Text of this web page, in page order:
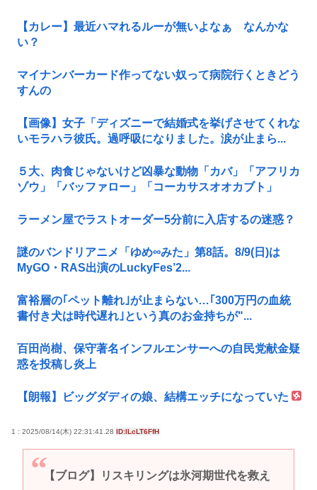
【カレー】最近ハマれるルーが無いよなぁ なんかな
い？
マイナンバーカード作ってない奴って病院行くときどう
すんの
【画像】女子「ディズニーで結婚式を挙げさせてくれな
いモラハラ彼氏。過呼吸になりました。涙が止まら...
５大、肉食じゃないけど凶暴な動物「カバ」「アフリカ
ゾウ」「バッファロー」「コーカサスオオカブト」
ラーメン屋でラストオーダー5分前に入店するの迷惑？
謎のバンドリアニメ「ゆめ∞みた」第8話。8/9(日)は
MyGO・RAS出演のLuckyFes’2...
富裕層の｢ペット離れ｣が止まらない…｢300万円の血統
書付き犬は時代遅れ｣という真のお金持ちが"...
百田尚樹、保守著名インフルエンサーへの自民党献金疑
惑を投稿し炎上
【朗報】ビッグダディの娘、結構エッチになっていた
1 : 2025/08/14(木) 22:31:41.28 ID:lLcLT6FfH
【ブログ】リスキリングは氷河期世代を救え